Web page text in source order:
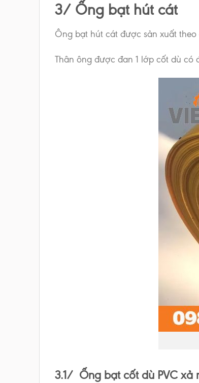
3/ Ống bạt hút cát
Ông bạt hút cát được sản xuất
Thân ông được đan 1 lớp cốt dù
3.1/ Ống bạt cốt dù PVC xả